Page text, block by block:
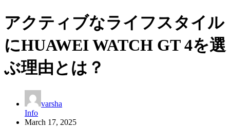
アクティブなライフスタイル
にHUAWEI WATCH GT 4を選
ぶ理由とは？
varsha
Info
March 17, 2025